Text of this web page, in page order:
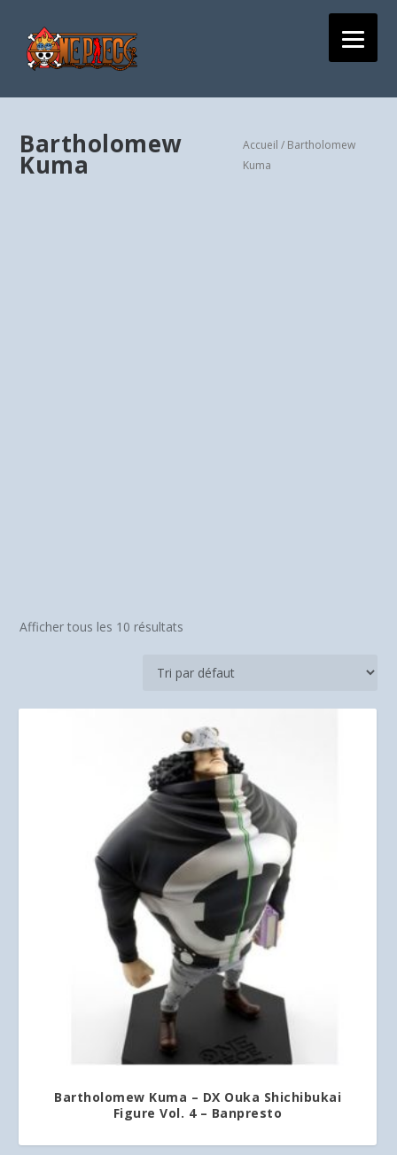
Bartholomew
Kuma
Accueil / Bartholomew
Kuma
Afficher tous les 10 résultats
Bartholomew Kuma – DX Ouka Shichibukai
Figure Vol. 4 – Banpresto